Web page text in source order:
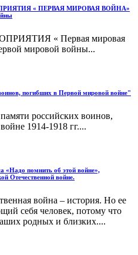
« ПЕРВАЯ МИРОВАЯ ВОЙНА»
« Первая мировая
мировой войны...
погибших в Первой мировой войне"
российских воинов,
1914-1918 гг....
«Надо помнить об этой войне»,
Отечественной войне.
война – история. Но ее
себя человек, потому что
родных и близких....